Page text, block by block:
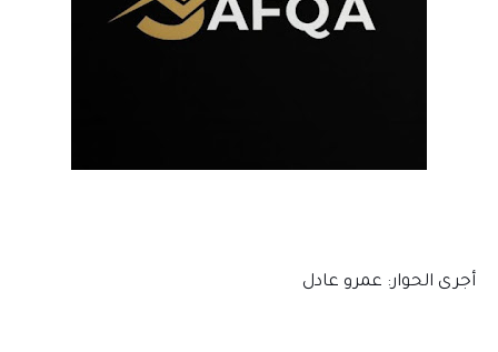
أجرى الحوار: عمرو عادل